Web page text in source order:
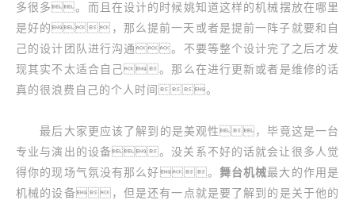
多很多。而且在设计的时候姚知道这样的机械摆放在哪里
是好的，那么提前一天或者是提前一阵子就要和自
己的设计团队进行沟通。不要等整个设计完了之后才发
现其实不太适合自己。那么在进行更新或者是维修的话
真的很浪费自己的个人时间。
最后大家更应该了解到的是美观性，毕竟这是一台
专业与演出的设备。没关系不好的话就会让很多人觉
得你的现场气氛没有那么好。 舞台机械最大的作用是
机械的设备，但是还有一点就是要了解到的是关于他的